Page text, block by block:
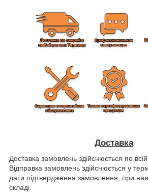
Доставка
Доставка замовлень здійснюється по всій
Відправка замовлень здійснюється у
дати підтвердження замовлення, при
складі.